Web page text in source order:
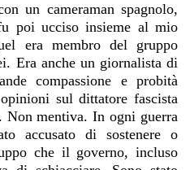
un cameraman spagnolo,
poi ucciso insieme al mio
era membro del gruppo
Era anche un giornalista di
compassione e probità
sul dittatore fascista
Non mentiva. In ogni guerra
accusato di sostenere o
che il governo, incluso